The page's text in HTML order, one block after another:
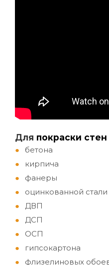
Для покраски стен
бетона
кирпича
фанеры
оцинкованной стали
ДВП
ДСП
ОСП
гипсокартона
флизелиновых